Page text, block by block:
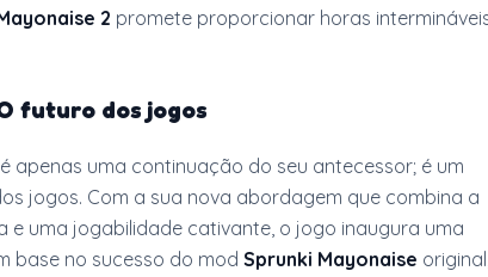
2 promete proporcionar horas
futuro dos jogos
apenas uma continuação do seu antecessor; é um
jogos. Com a sua nova abordagem que combina a
e uma jogabilidade cativante, o jogo inaugura uma
base no sucesso do mod Sprunki Mayonaise